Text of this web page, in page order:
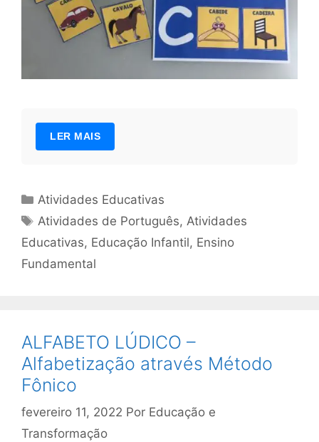
LER MAIS
Categorias
Atividades Educativas
Tags
Atividades de Português, Atividades
Educativas, Educação Infantil, Ensino
Fundamental
ALFABETO LÚDICO –
Alfabetização através Método
Fônico
fevereiro 11, 2022 Por Educação e
Transformação